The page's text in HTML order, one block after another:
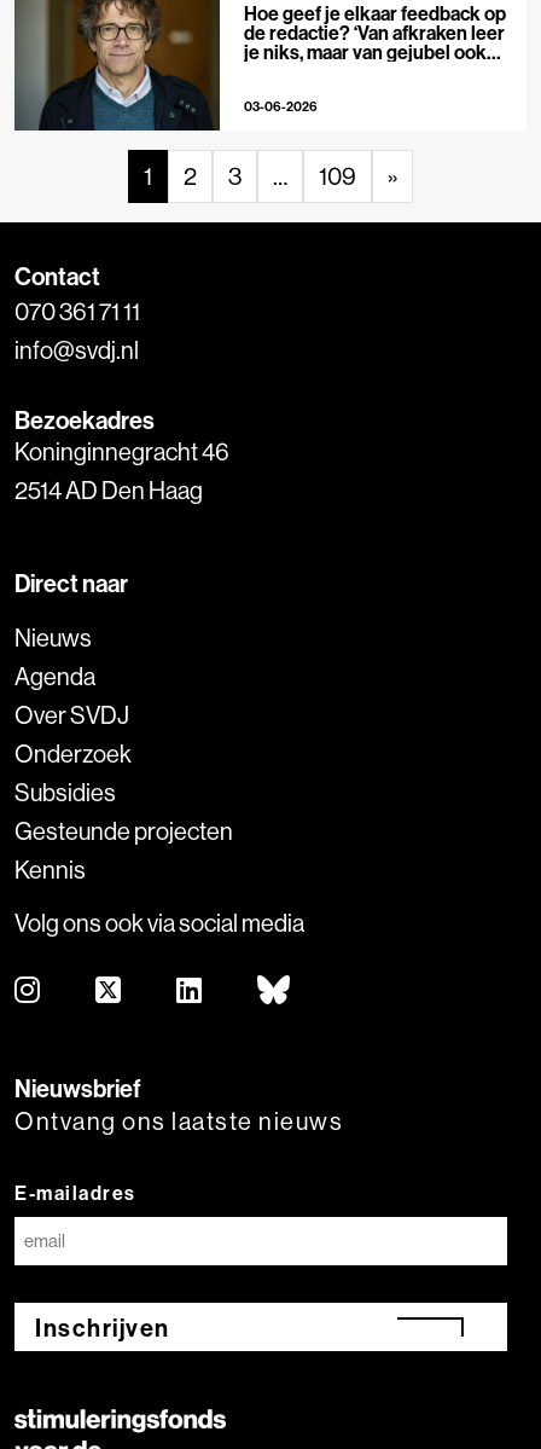
Hoe geef je elkaar feedback op
de redactie? ‘Van afkraken leer
je niks, maar van gejubel ook
03-06-2026
1 2 3 … 109 »
Contact
070 361 71 11
info@svdj.nl
Bezoekadres
Koninginnegracht 46
2514 AD Den Haag
Direct naar
Nieuws
Agenda
Over SVDJ
Onderzoek
Subsidies
Gesteunde projecten
Kennis
Volg ons ook via social media
Nieuwsbrief
Ontvang ons laatste nieuws
E-mailadres
Inschrijven